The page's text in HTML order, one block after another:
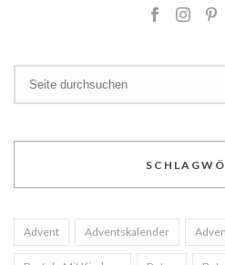
Advent Adventskalender